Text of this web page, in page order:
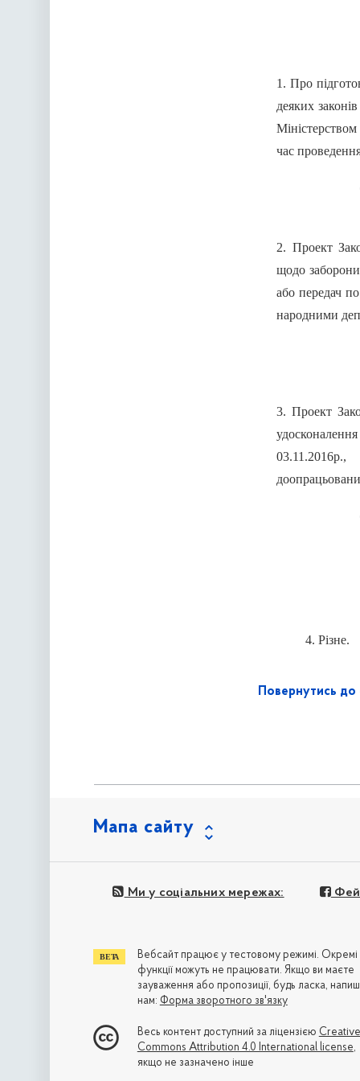
1. Про
деяких
час
2. Проект
щодо заборони
або передач
народними
3. Проект
4. Різне.
Повернутись до
Мапа сайту
Ми у соціальних мережах:
Вебсайт працює у тестовому режимі. Окремі
функції можуть не працювати. Якщо ви маєте
зауваження або пропозиції, будь ласка,
нам: Форма зворотного зв'язку
Весь контент доступний за ліцензією Creative
Commons Attribution 4.0 International license,
якщо не зазначено інше